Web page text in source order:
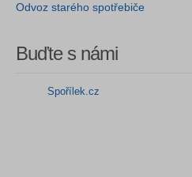
Odvoz starého spotřebiče
Buďte s námi
Spořílek.cz